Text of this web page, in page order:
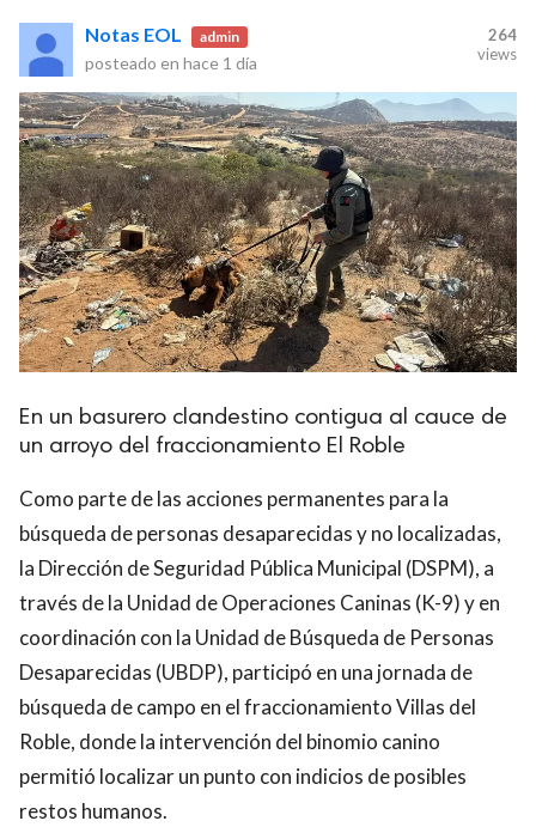
Notas EOL admin
posteado en hace 1 día
264
views
En un basurero clandestino contigua al cauce de
un arroyo del fraccionamiento El Roble
Como parte de las acciones permanentes para la
búsqueda de personas desaparecidas y no localizadas,
la Dirección de Seguridad Pública Municipal (DSPM), a
través de la Unidad de Operaciones Caninas (K-9) y en
coordinación con la Unidad de Búsqueda de Personas
Desaparecidas (UBDP), participó en una jornada de
búsqueda de campo en el fraccionamiento Villas del
Roble, donde la intervención del binomio canino
permitió localizar un punto con indicios de posibles
restos humanos.